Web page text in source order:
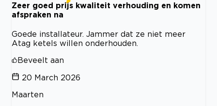
Zeer goed prijs kwaliteit verhouding en komen
afspraken na
Goede installateur. Jammer dat ze niet meer
Atag ketels willen onderhouden.
Beveelt aan
20 March 2026
Maarten